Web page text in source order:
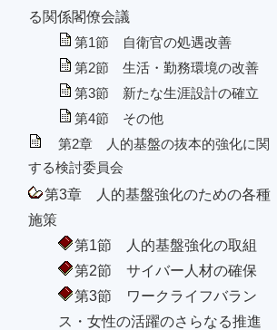
る関係閣僚会議
第1節 自衛官の処遇改善
第2節 生活・勤務環境の改善
第3節 新たな生涯設計の確立
第4節 その他
第2章 人的基盤の抜本的強化に関
する検討委員会
第3章 人的基盤強化のための各種
施策
第1節 人的基盤強化の取組
第2節 サイバー人材の確保
第3節 ワークライフバラン
ス・女性の活躍のさらなる推進